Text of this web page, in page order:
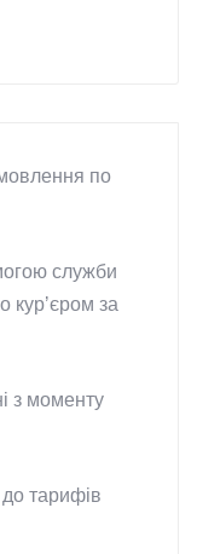
по
служби
курʼєром за
з моменту
до тарифів